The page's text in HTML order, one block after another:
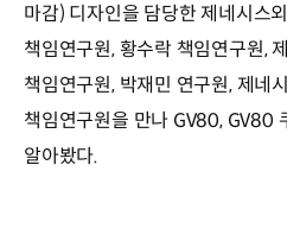
마감) 디자인을 담당한 제네시스
책임연구원, 황수락 책임연구원,
책임연구원, 박재민 연구원, 제네
책임연구원을 만나 GV80, GV80
알아봤다.